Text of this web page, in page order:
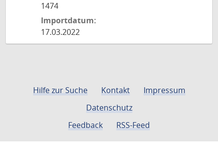
1474
Importdatum:
17.03.2022
Hilfe zur Suche Kontakt
Impressum
Datenschutz
Feedback
RSS-Feed